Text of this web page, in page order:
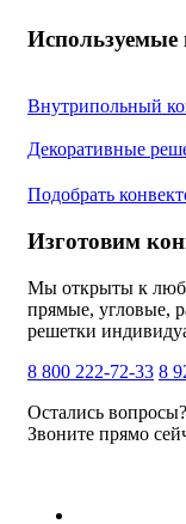
Используемые
Внутрипольный
Декоративные
Подобрать
Изготовим
Мы открыты к
прямые, угловые,
решетки
8 800 222-72-33 8
Остались вопросы?
Звоните прямо